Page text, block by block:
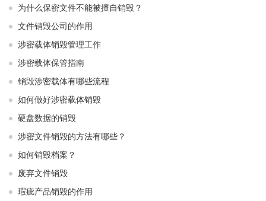
为什么保密文件不能被擅自销毁？
文件销毁公司的作用
涉密载体销毁管理工作
涉密载体保管指南
销毁涉密载体有哪些流程
如何做好涉密载体销毁
硬盘数据的销毁
涉密文件销毁的方法有哪些？
如何销毁档案？
废弃文件销毁
瑕疵产品销毁的作用